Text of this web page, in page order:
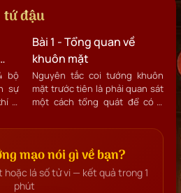
tứ đậu
bộ
sự
–
Bài 1 - Tổng quan về
khuôn mặt
Nguyên tắc coi tướng khuôn
mặt trước tiên là phải quan sát
một cách tổng quát để có ý
chung về hình thể rồi sau đó
nét tướng khác nhỏ hơn.
mạo nói gì về bạn?
hoặc lá số tử vi — kết quả trong 1
phút